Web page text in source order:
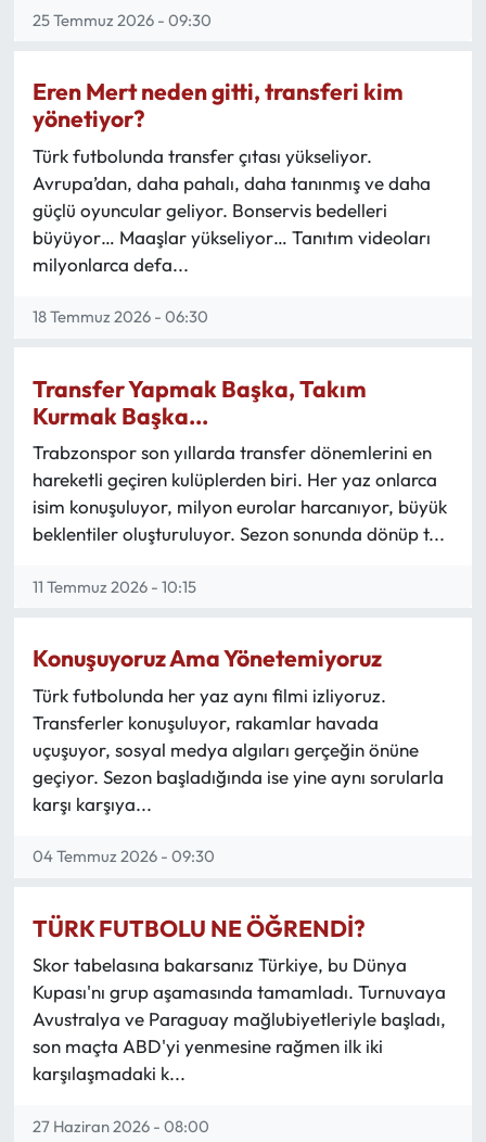
25 Temmuz 2026 - 09:30
Eren Mert neden gitti, transferi kim
yönetiyor?
Türk futbolunda transfer çıtası yükseliyor.
Avrupa’dan, daha pahalı, daha tanınmış ve daha
güçlü oyuncular geliyor. Bonservis bedelleri
büyüyor… Maaşlar yükseliyor… Tanıtım videoları
milyonlarca defa...
18 Temmuz 2026 - 06:30
Transfer Yapmak Başka, Takım
Kurmak Başka...
Trabzonspor son yıllarda transfer dönemlerini en
hareketli geçiren kulüplerden biri. Her yaz onlarca
isim konuşuluyor, milyon eurolar harcanıyor, büyük
beklentiler oluşturuluyor. Sezon sonunda dönüp t...
11 Temmuz 2026 - 10:15
Konuşuyoruz Ama Yönetemiyoruz
Türk futbolunda her yaz aynı filmi izliyoruz.
Transferler konuşuluyor, rakamlar havada
uçuşuyor, sosyal medya algıları gerçeğin önüne
geçiyor. Sezon başladığında ise yine aynı sorularla
karşı karşıya...
04 Temmuz 2026 - 09:30
TÜRK FUTBOLU NE ÖĞRENDİ?
Skor tabelasına bakarsanız Türkiye, bu Dünya
Kupası'nı grup aşamasında tamamladı. Turnuvaya
Avustralya ve Paraguay mağlubiyetleriyle başladı,
son maçta ABD'yi yenmesine rağmen ilk iki
karşılaşmadaki k...
27 Haziran 2026 - 08:00
Sağlık
Teknoloji